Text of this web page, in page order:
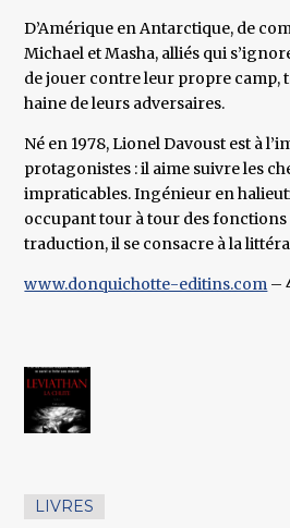
D’Amérique en Antarctique, de
Michael et Masha, alliés qui
de jouer contre leur propre camp,
haine de leurs adversaires.
Né en 1978, Lionel Davoust est à
protagonistes : il aime suivre les
impraticables. Ingénieur en
occupant tour à tour des fonctions
traduction, il se consacre à la
www.donquichotte-editins.com –
LIVRES